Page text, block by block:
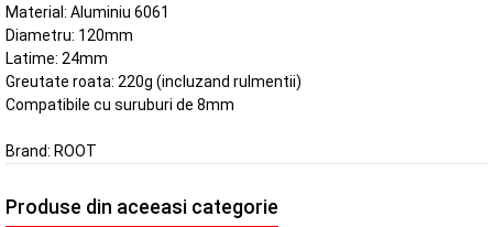
Material: Aluminiu 6061
Diametru: 120mm
Latime: 24mm
Greutate roata: 220g (incluzand rulmentii)
Compatibile cu suruburi de 8mm
Brand: ROOT
Produse din aceeasi categorie